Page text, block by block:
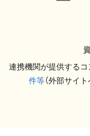
連携機関が提供するコ
件等（外部サイ